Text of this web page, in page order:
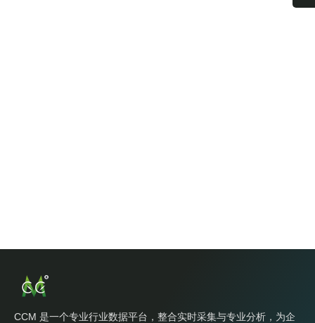
CCM 是一个专业行业数据平台，整合实时采集与专业分析，为企